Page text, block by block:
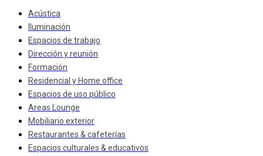
Acústica
Iluminación
Espacios de trabajo
Dirección y reunión
Formación
Residencial y Home office
Espacios de uso público
Areas Lounge
Mobiliario exterior
Restaurantes & cafeterías
Espacios culturales & educativos